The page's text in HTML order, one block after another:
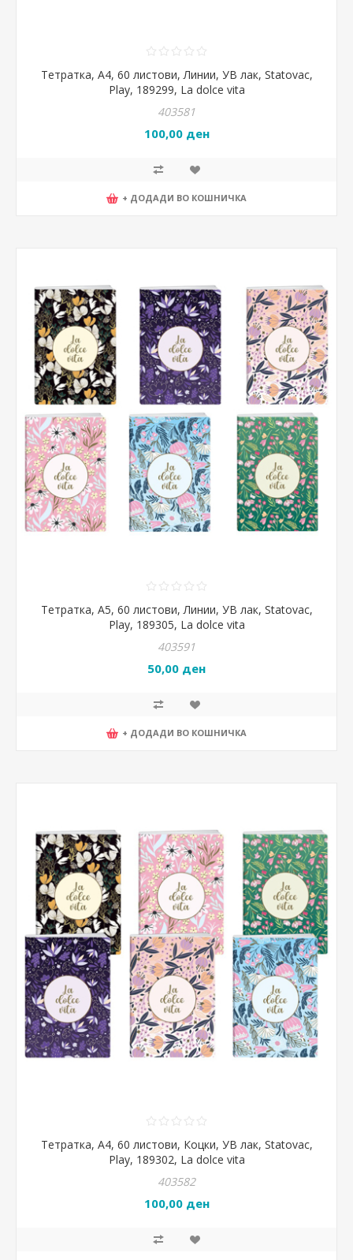
Тетратка, А4, 60 листови, Линии, УВ лак, Statovac,
Play, 189299, La dolce vita
403581
100,00 ден
+ ДОДАДИ ВО КОШНИЧКА
Тетратка, А5, 60 листови, Линии, УВ лак, Statovac,
Play, 189305, La dolce vita
403591
50,00 ден
+ ДОДАДИ ВО КОШНИЧКА
Тетратка, А4, 60 листови, Коцки, УВ лак, Statovac,
Play, 189302, La dolce vita
403582
100,00 ден